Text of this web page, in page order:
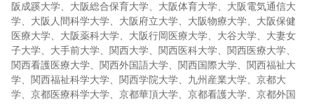
阪成蹊大学、大阪総合保育大学、大阪体育大学、大阪電気通信大
学、大阪人間科学大学、大阪府立大学、大阪物療大学、大阪保健
医療大学、大阪薬科大学、大阪行岡医療大学、大谷大学、大妻女
子大学、大手前大学、関西大学、関西医科大学、関西医療大学、
関西看護医療大学、関西外国語大学、関西国際大学、関西福祉大
学、関西福祉科学大学、関西学院大学、九州産業大学、京都大
学、京都医療科学大学、京都華頂大学、京都看護大学、京都外国